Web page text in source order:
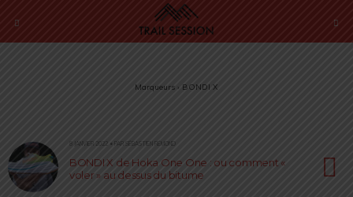
Marqueurs › BONDI X
8 JANVIER 2022 • PAR SÉBASTIEN RÉMOND
BONDI X de Hoka One One : ou comment «
voler » au dessus du bitume